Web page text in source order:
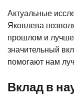
Актуальные
Яковлева
прошлом и лучше
значительный
помогают нам
Вклад в